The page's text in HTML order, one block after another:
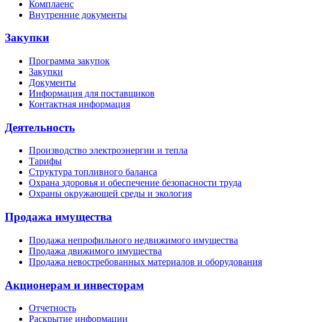
Комплаенс
Внутренние документы
Закупки
Программа закупок
Закупки
Документы
Информация для поставщиков
Контактная информация
Деятельность
Производство электроэнергии и тепла
Тарифы
Структура топливного баланса
Охрана здоровья и обеспечение безопасности труда
Охраны окружающей среды и экология
Продажа имущества
Продажа непрофильного недвижимого имущества
Продажа движимого имущества
Продажа невостребованных материалов и оборудования
Акционерам и инвесторам
Отчетность
Раскрытие информации